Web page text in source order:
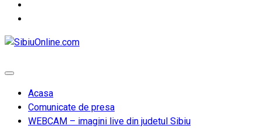
Acasa
Comunicate de presa
WEBCAM – imagini live din judetul Sibiu